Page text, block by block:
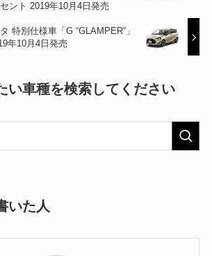
ント 2019年10月4日発売
特別仕様車「G “GLAMPER”」
年10月4日発売
い車種を検索してください
いた人